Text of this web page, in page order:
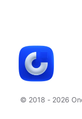
© 2018 - 2026